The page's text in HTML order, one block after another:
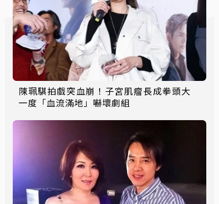
陳珮騏拍戲突血崩！子宮肌瘤長成拳頭大
一度「血流滿地」嚇壞劇組